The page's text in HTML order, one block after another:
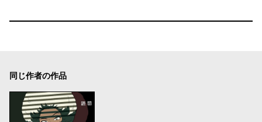
同じ作者の作品